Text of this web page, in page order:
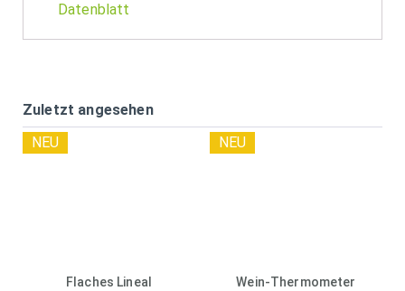
Datenblatt
Zuletzt angesehen
Flaches Lineal
NEU
Wein-Thermometer
NEU